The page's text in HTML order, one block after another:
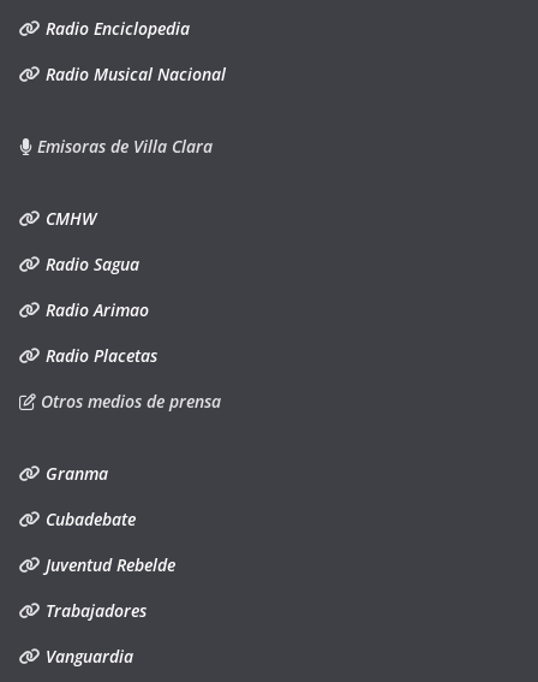
Radio Enciclopedia
Radio Musical Nacional
Emisoras de Villa Clara
CMHW
Radio Sagua
Radio Arimao
Radio Placetas
Otros medios de prensa
Granma
Cubadebate
Juventud Rebelde
Trabajadores
Vanguardia